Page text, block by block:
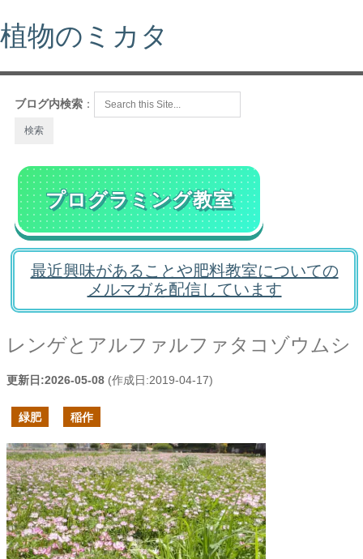
植物のミカタ
ブログ内検索 ：
プログラミング教室
最近興味があることや肥料教室についての
メルマガを配信しています
レンゲとアルファルファタコゾウムシ
更新日:2026-05-08 (作成日:2019-04-17)
緑肥 稲作